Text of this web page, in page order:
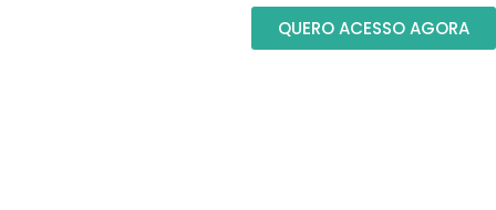
QUERO ACESSO AGORA